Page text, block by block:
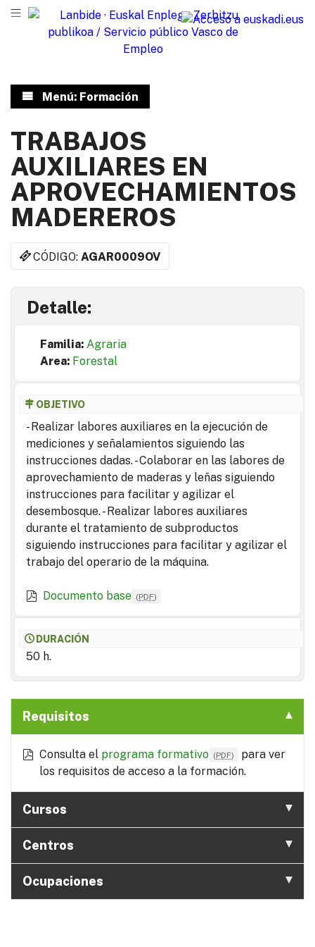
Menú: Formación
TRABAJOS
AUXILIARES EN
APROVECHAMIENTOS
MADEREROS
CÓDIGO:AGAR0009OV
Detalle:
Familia: Agraria
Area: Forestal
OBJETIVO
- Realizar labores auxiliares en la ejecución de
mediciones y señalamientos siguiendo las
instrucciones dadas. - Colaborar en las labores de
aprovechamiento de maderas y leñas siguiendo
instrucciones para facilitar y agilizar el
desembosque. - Realizar labores auxiliares
durante el tratamiento de subproductos
siguiendo instrucciones para facilitar y agilizar el
trabajo del operario de la máquina.
Documento base (PDF)
DURACIÓN
50 h.
Requisitos
Consulta el programa formativo (PDF)
para ver
los requisitos de acceso a la formación.
Cursos
Centros
Ocupaciones